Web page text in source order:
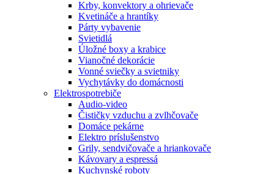
Krby, konvektory a ohrievače
Kvetináče a hrantíky
Párty vybavenie
Svietidlá
Úložné boxy a krabice
Vianočné dekorácie
Vonné sviečky a svietniky
Vychytávky do domácnosti
Elektrospotrebiče
Audio-video
Čističky vzduchu a zvlhčovače
Domáce pekárne
Elektro príslušenstvo
Grily, sendvičovače a hriankovače
Kávovary a espressá
Kuchynské roboty